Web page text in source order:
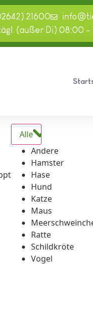
21600
(außer Di) 08:00 -
Alle
Andere
Hamster
Hase
Hund
Katze
Maus
Ratte
Schildkröte
Vogel